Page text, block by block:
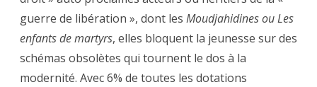
guerre de libération », dont les Moudjahidines ou Les
enfants de martyrs, elles bloquent la jeunesse sur des
schémas obsolètes qui tournent le dos à la
modernité. Avec 6% de toutes les dotations